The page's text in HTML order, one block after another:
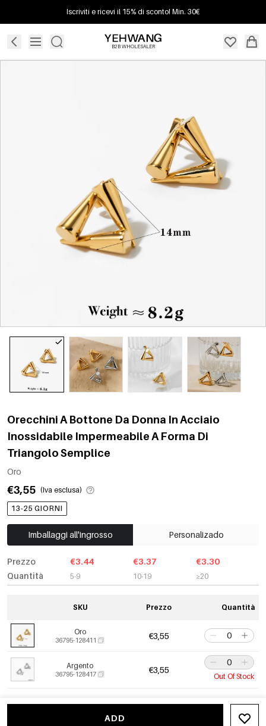
Iscriviti e ricevi il 15% di sconto! Min. 30€
B2B WHOLESALER
Orecchini A Bottone Da Donna In Acciaio
Inossidabile Impermeabile A Forma Di
Triangolo Semplice
Oro
€3,55 (Iva esclusa)
13-25 GIORNI
Imballaggi all'ingrosso Personalizado
Prezzo
Quantità
€3.44
5-9
€3.37
10-19
€3.30
≥20
SKU Prezzo Quantità
Oro
36795-128411 €3,55
Argento
36795-128417 €3,55
Out Of Stock
ADD